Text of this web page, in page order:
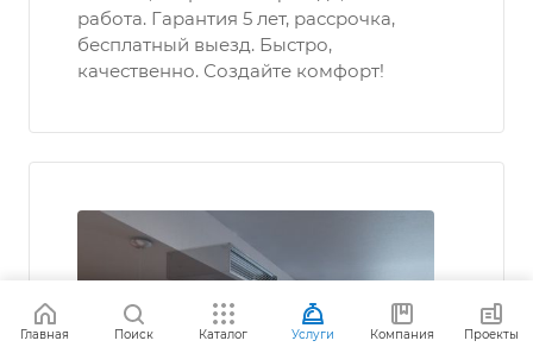
работа. Гарантия 5 лет, рассрочка,
бесплатный выезд. Быстро,
качественно. Создайте комфорт!
Главная Поиск Каталог Услуги Компания Проекты